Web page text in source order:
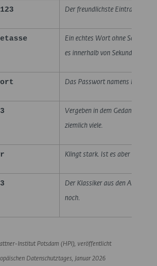
Der freundlichste Eintrag der
Ein echtes Wort ohne
es innerhalb von
Das Passwort namens
Vergeben in dem Gedanken:
ziemlich viele.
Klingt stark. Ist es aber nicht.
Der Klassiker aus den
noch.
Institut Potsdam (HPI), veröffentlicht
Datenschutztages, Januar 2026